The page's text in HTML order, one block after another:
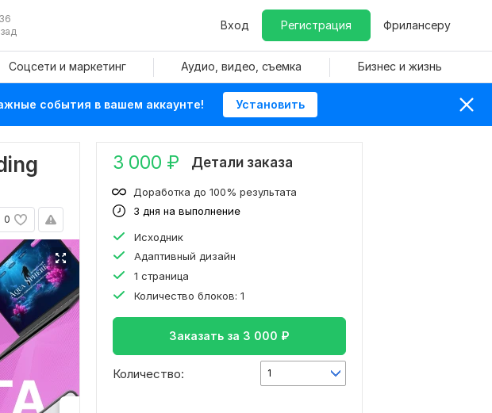
Вход Регистрация Фрилансеру
Соцсети и маркетинг Аудио, видео, съемка Бизнес и жизнь
события в вашем аккаунте! Установить
0
3 000 ₽ Детали заказа
3 дня на выполнение
Доработка до 100% результата
Исходник
Адаптивный дизайн
1 страница
Количество блоков: 1
Заказать за 3 000 ₽
Количество: 1